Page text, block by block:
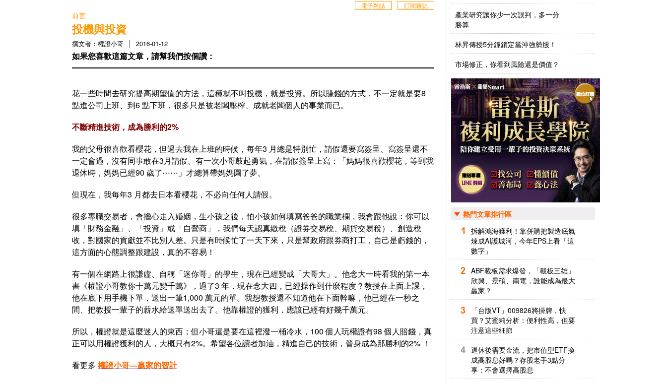
訂閱雜誌
電子雜誌
前言
投機與投資
撰文者：權證小哥 2016-01-12
如果您喜歡這篇文章，請幫我們按個讚：
花一些時間去研究提高期望值的方法，這種就不叫投機，就是投資。所以賺錢的方式，不一定就是要8
點進公司上班、到6 點下班，很多只是被老闆壓榨、成就老闆個人的事業而已。
不斷精進技術，成為勝利的2%
我的父母很喜歡看櫻花，但過去我在上班的時候，每年3 月總是特別忙，請假還要寫簽呈、寫簽呈還不
一定會過，沒有同事敢在3月請假。有一次小哥鼓起勇氣，在請假簽呈上寫：「媽媽很喜歡櫻花，等到我
退休時，媽媽已經90 歲了⋯⋯」才總算帶媽媽圓了夢。
但現在，我每年3 月都去日本看櫻花，不必向任何人請假。
很多專職交易者，會擔心走入婚姻，生小孩之後，怕小孩如何填寫爸爸的職業欄，我會跟他說：你可以
填「財務金融」、「投資」或「自營商」，我們每天認真繳稅（證券交易稅、期貨交易稅）、創造稅
收，對國家的貢獻並不比別人差。只是有時候忙了一天下來，只是幫政府跟券商打工，自己是虧錢的，
這方面的心態調整跟建設，真的不容易！
有一個在網路上很謙虛、自稱「迷你哥」的學生，現在已經變成「大哥大」。他念大一時看我的第一本
書《權證小哥教你十萬元變千萬》，過了3 年，現在念大四，已經操作到什麼程度？教授在上面上課，
他在底下用手機下單，送出一筆1,000 萬元的單。我想教授還不知道他在下面幹嘛，他已經在一秒之
間、把教授一輩子的薪水給送單送出去了。他靠權證的獲利，應該已經有好幾千萬元。
所以，權證就是這麼迷人的東西；但小哥還是要在這裡潑一桶冷水，100 個人玩權證有98 個人賠錢，真
正可以用權證獲利的人，大概只有2%。希望各位讀者加油，精進自己的技術，晉身成為那勝利的2% ！
看更多 權證小哥—贏家的智計
產業研究讓你少一次誤判，多一分
勝算
林昇傳授5分鐘鎖定當沖強勢股！
市場修正，你看到風險還是價值？
熱門文章排行區
拆解鴻海獲利！靠併購把製造底氣
煉成AI護城河，今年EPS上看「這
數字」
ABF載板需求爆發，「載板三雄」
欣興、景碩、南電，誰能成為最大
贏家？
「台版VT」009826將掛牌，快
買？艾蜜莉分析：便利性高，但要
注意這些細節
退休後需要金流，把市值型ETF換
成高股息好嗎？存股老手3點分
享：不會選擇高股息